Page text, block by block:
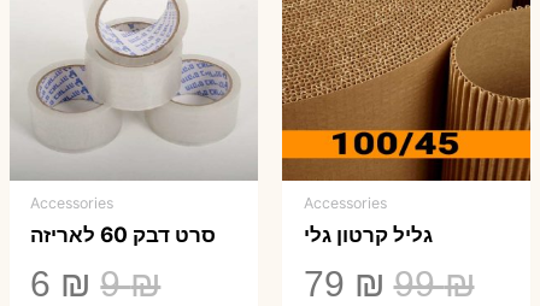
Accessories
גליל קרטון גלי
99₪
המחיר
79 ₪
Accessories
סרט דבק 60 לאריזה
9₪
6 ₪